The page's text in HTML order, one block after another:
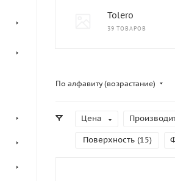
Tolero
39 ТОВАРОВ
По алфавиту (возрастание)
Цена
Поверхность (15)